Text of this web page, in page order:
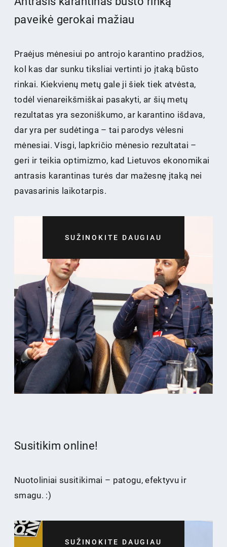
paveikė gerokai mažiau
Praėjus mėnesiui po antrojo karantino pradžios,
kol kas dar sunku tiksliai vertinti jo įtaką būsto
rinkai. Kiekvienų metų gale ji šiek tiek atvėsta,
todėl vienareikšmiškai pasakyti, ar šių metų
rezultatas yra sezoniškumo, ar karantino išdava,
dar yra per sudėtinga – tai parodys vėlesni
mėnesiai. Visgi, lapkričio mėnesio rezultatai –
geri ir teikia optimizmo, kad Lietuvos ekonomikai
antrasis karantinas turės dar mažesnę įtaką nei
pavasarinis laikotarpis.
SUŽINOKITE DAUGIAU
Susitikim online!
Nuotoliniai susitikimai – patogu, efektyvu ir
smagu. :)
SUŽINOKITE DAUGIAU